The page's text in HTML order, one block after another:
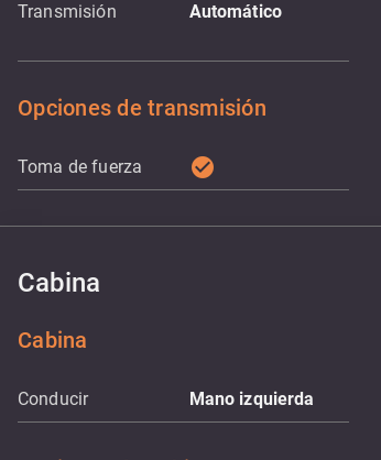
Transmisión Automático
Opciones de transmisión
Toma de fuerza check_circle
Cabina
Cabina
Conducir Mano izquierda